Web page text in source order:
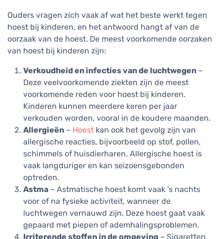
Ouders vragen zich vaak af wat het beste werkt tegen
hoest bij kinderen, en het antwoord hangt af van de
oorzaak van de hoest. De meest voorkomende oorzaken
van hoest bij kinderen zijn:
Verkoudheid en infecties van de luchtwegen –
Deze veelvoorkomende ziekten zijn de meest
voorkomende reden voor hoest bij kinderen.
Kinderen kunnen meerdere keren per jaar
verkouden worden, vooral in de koudere maanden.
Allergieën – Hoest kan ook het gevolg zijn van
allergische reacties, bijvoorbeeld op stof, pollen,
schimmels of huisdierharen. Allergische hoest is
vaak langduriger en kan seizoensgebonden
optreden.
Astma – Astmatische hoest komt vaak 's nachts
voor of na fysieke activiteit, wanneer de
luchtwegen vernauwd zijn. Deze hoest gaat vaak
gepaard met piepen of ademhalingsproblemen.
Irriterende stoffen in de omgeving – Sigaretten,